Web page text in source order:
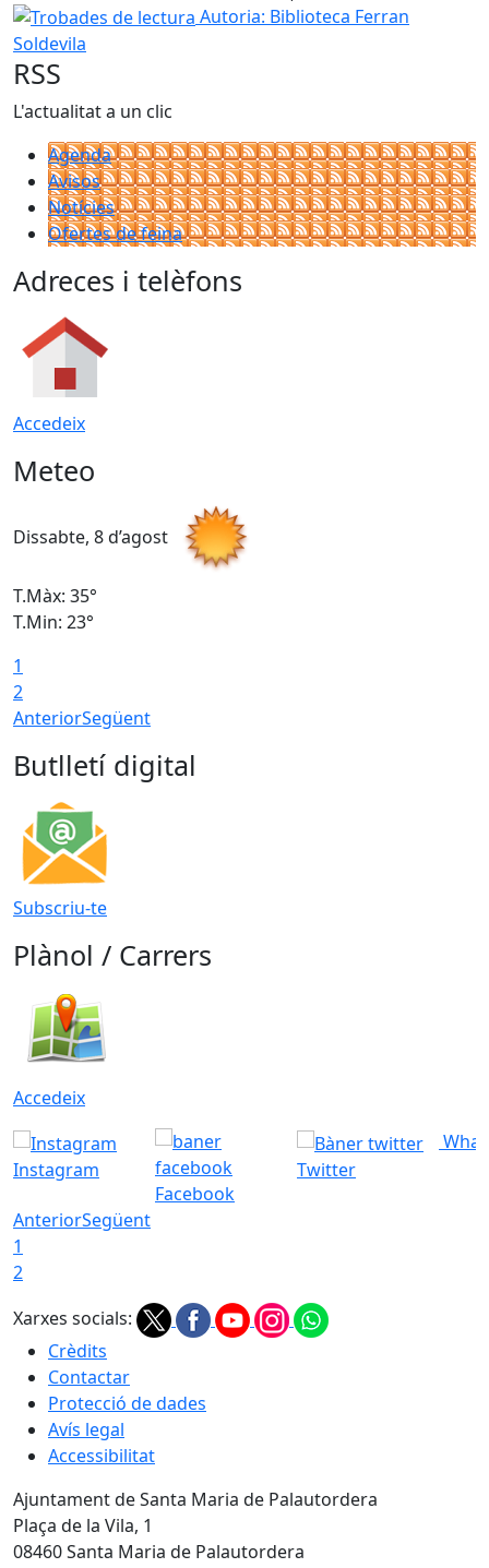
Trobades de lectura
Autoria: Biblioteca Ferran
Soldevila
RSS
L'actualitat a un clic
Agenda
Avisos
Notícies
Ofertes de feina
Adreces i telèfons
Accedeix
Meteo
Dissabte, 8 d’agost
T.Màx: 35°
T.Min: 23°
1
2
AnteriorSegüent
Butlletí digital
Subscriu-te
Plànol / Carrers
Accedeix
Instagram
Facebook
Twitter
AnteriorSegüent
1
2
Xarxes socials:
Crèdits
Contactar
Protecció de dades
Avís legal
Accessibilitat
Ajuntament de Santa Maria de Palautordera
Plaça de la Vila, 1
08460 Santa Maria de Palautordera